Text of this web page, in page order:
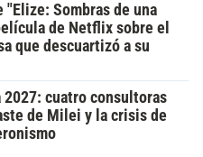
"Elize: Sombras de una
de Netflix sobre el
que descuartizó a su
2027: cuatro consultoras
de Milei y la crisis de